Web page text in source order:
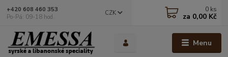
Menu
CZK
+420 608 460 353
Po-Pá: 09-18 hod.
0 ks
za 0,00 Kč